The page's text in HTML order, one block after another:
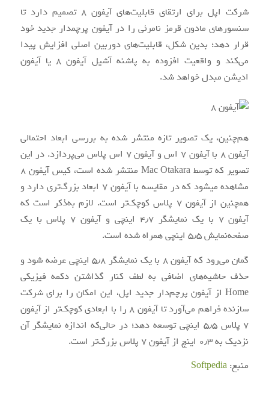
شرکت اپل برای ارتقای قابلیت‌های آیفون ۸ تصمیم دارد تا
سنسورهای مادون قرمز نامرئی را در آیفون پرچم‎دار جدید خود
قرار دهد؛ بدین شکل، قابلیت‌های دوربین اصلی افزایش پیدا
می‌کند و واقعیت افزوده به پاشنه آشیل آیفون ۸ یا آیفون
ادیشن مبدل خواهد شد.
هم‌چنین، یک تصویر تازه منتشر شده به بررسی ابعاد احتمالی
آیفون ۸ با آیفون ۷ اس و آیفون ۷ اس پلاس می‌پردازد. در این
تصویر که توسط Mac Otakara منتشر شده است، کیس آیفون ۸
مشاهده می‎شود که در مقایسه با آیفون ۷ ابعاد بزرگ‌تری دارد و
هم‎چنین از آیفون ۷ پلاس کوچک‌تر است. لازم به‌ذکر است که
آیفون ۷ با یک نمایشگر ۴٫۷ اینچی و آیفون ۷ پلاس با یک
صفحه‌نمایش ۵٫۵ اینچی همراه شده است.
گمان می‌رود که آیفون ۸ با یک نمایشگر ۵٫۸ اینچی عرضه شود و
حذف حاشیه‌های اضافی به لطف کنار گذاشتن دکمه فیزیکی
Home از آیفون پرچم‌دار جدید اپل، این امکان را برای شرکت
سازنده فراهم می‌آورد تا آیفون ۸ را با ابعادی کوچک‌تر از آیفون
۷ پلاس ۵٫۵ اینچی توسعه دهد؛ در حالی‌که اندازه نمایشگر آن
نزدیک به ۰٫۳ اینچ از آیفون ۷ پلاس بزرگ‌تر است.
منبع: Softpedia